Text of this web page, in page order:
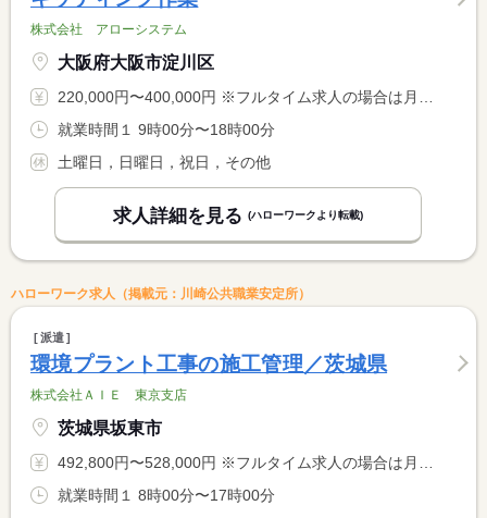
株式会社 アローシステム
大阪府大阪市淀川区
220,000円〜400,000円 ※フルタイム求人の場合は月額（換算額）、パート求人の場合は時間額を表示しています。
就業時間１ 9時00分〜18時00分
土曜日，日曜日，祝日，その他
求人詳細を見る (ハローワークより転載)
ハローワーク求人（掲載元：川崎公共職業安定所）
派遣
環境プラント工事の施工管理／茨城県
株式会社ＡＩＥ 東京支店
茨城県坂東市
492,800円〜528,000円 ※フルタイム求人の場合は月額（換算額）、パート求人の場合は時間額を表示しています。
就業時間１ 8時00分〜17時00分